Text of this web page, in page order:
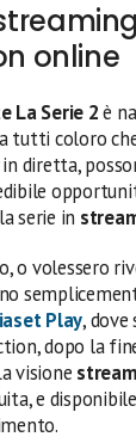
online
La Serie 2è
tutti coloro
diretta,
serie in
o volessero
Play, dove
dopo la
visione
e